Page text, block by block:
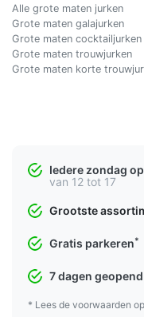
Alle grote maten jurken
Grote maten galajurken
Grote maten cocktailjurken
Grote maten trouwjurken
Grote maten korte
Iedere zondag
van 12 tot 17
Grootste
Gratis parkeren*
7 dagen geopend
* Lees de voorwaarden